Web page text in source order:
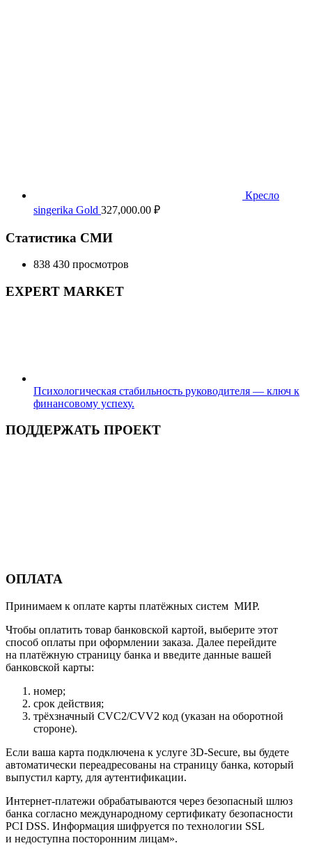
Кресло
singerika Gold 327,000.00 ₽
Статистика СМИ
838 430 просмотров
EXPERT MARKET
Психологическая стабильность руководителя — ключ к
финансовому успеху.
ПОДДЕРЖАТЬ ПРОЕКТ
ОПЛАТА
Принимаем к оплате карты платёжных систем МИР.
Чтобы оплатить товар банковской картой, выберите этот
способ оплаты при оформлении заказа. Далее перейдите
на платёжную страницу банка и введите данные вашей
банковской карты:
номер;
срок действия;
трёхзначный CVC2/CVV2 код (указан на оборотной
стороне).
Если ваша карта подключена к услуге 3D-Secure, вы будете
автоматически переадресованы на страницу банка, который
выпустил карту, для аутентификации.
Интернет-платежи обрабатываются через безопасный шлюз
банка согласно международному сертификату безопасности
PCI DSS. Информация шифруется по технологии SSL
и недоступна посторонним лицам».